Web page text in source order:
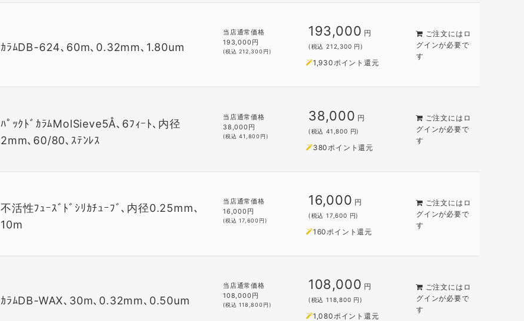
ｶﾗﾑDB-624､60m､0.32mm､1.80um
当店通常価格
193,000 円
(税込212,300 円)
193,000 円
(税込 212,300 円)
1,930ポイント還元
ご注文には ロ
グインが必要で
す
ﾊﾟｯｸﾄﾞｶﾗﾑMolSieve5Å､6ﾌｨｰﾄ､内径
2mm､60/80､ｽﾃﾝﾚｽ
当店通常価格
38,000 円
(税込41,800 円)
38,000 円
(税込 41,800 円)
380ポイント還元
ご注文には ロ
グインが必要で
す
不活性ﾌｭｰｽﾞﾄﾞｼﾘｶﾁｭｰﾌﾞ､内径0.25mm､
10m
当店通常価格
16,000 円
(税込17,600 円)
16,000 円
(税込 17,600 円)
160ポイント還元
ご注文には ロ
グインが必要で
す
ｶﾗﾑDB-WAX､30m､0.32mm､0.50um
当店通常価格
108,000 円
(税込118,800 円)
108,000 円
(税込 118,800 円)
1,080ポイント還元
ご注文には ロ
グインが必要で
す